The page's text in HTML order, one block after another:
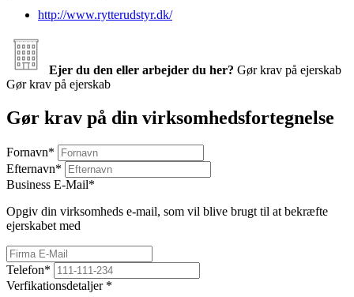
http://www.rytterudstyr.dk/
Ejer du den eller arbejder du her? Gør krav på ejerskab
Gør krav på ejerskab
Gør krav på din virksomhedsfortegnelse
Fornavn*
Efternavn*
Business E-Mail*
Opgiv din virksomheds e-mail, som vil blive brugt til at bekræfte
ejerskabet med
Telefon*
Verfikationsdetaljer *